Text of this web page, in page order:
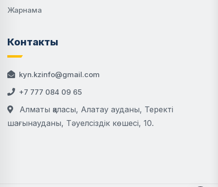
Жарнама
Контакты
kyn.kzinfo@gmail.com
+7 777 084 09 65
Алматы қаласы, Алатау ауданы, Теректі
шағынауданы, Тәуелсіздік көшесі, 10.